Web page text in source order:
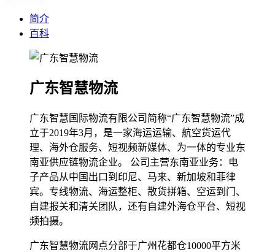
简介
百科
广东智慧物流
广东智慧国际物流有限公司简称“广东智慧物流”成
立于2019年3月，是一家海运运输、航空货运代
理、海外仓服务、短视频新媒体、为一体的专业东
南亚供应链物流企业。 公司主营东南亚业务：电
子产品从中国出口到印尼、马来、新加坡和菲律
宾。专线物流、海运整柜、散货拼箱、空运到门、
自建报关和清关团队，还有自建外海仓平台、短视
频拍摄。
广东智慧物流网点分部于广州花都仓10000平方米